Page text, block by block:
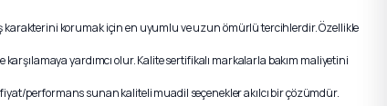
korumak için en uyumlu ve uzun ömürlü tercihlerdir. Özellikle
yardımcı olur. Kalite sertifikalı markalarla bakım maliyetini
performans sunan kaliteli muadil seçenekler akılcı bir çözümdür.